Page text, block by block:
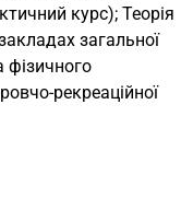
курс); Теорія
загальної
фізичного
рекреаційної